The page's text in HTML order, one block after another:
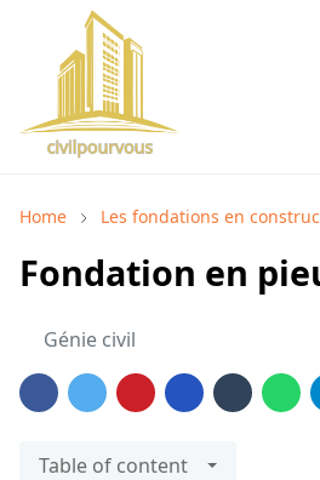
Home Les fondations en
Fondation en
Génie civil
Table of content